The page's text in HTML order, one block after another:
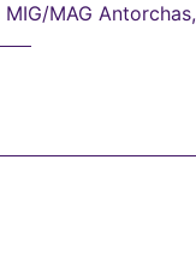
MIG/MAG Antorchas,